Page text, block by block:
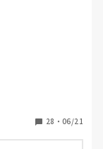
んなはどのくら
28 ・ 06/21